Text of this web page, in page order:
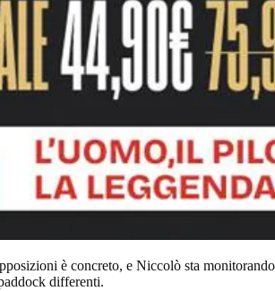
è concreto, e Niccolò sta
differenti.